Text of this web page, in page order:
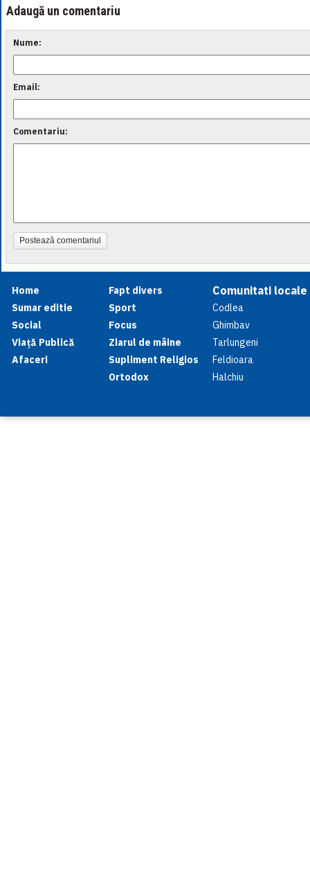
Adaugă un comentariu
Nume:
Email:
Comentariu:
Postează comentariul
Home
Sumar editie
Social
Viață Publică
Afaceri
Fapt divers
Sport
Focus
Ziarul de mâine
Supliment Religios
Ortodox
Comunitati locale
Codlea
Ghimbav
Tarlungeni
Feldioara
Halchiu